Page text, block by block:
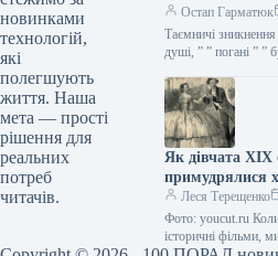
новинками
технологій,
які
полегшують
життя. Наша
мета — прості
рішення для
реальних
потреб
читачів.
Остап Гарматюк
Таємничі
душі, ” ” погані ” ”
Щоб…
Як дівчата XIX
примудрялися
туалет у
крінолінових
допомоги
Леся Терещенко
Фото: youcut.ru
історичні фільми,